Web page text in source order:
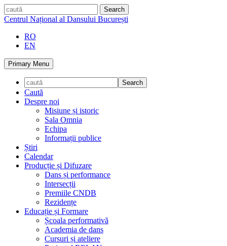
Skip
to
caută
Centrul Național al Dansului București
RO
EN
Primary Menu
Caută
Despre noi
Misiune și istoric
Sala Omnia
Echipa
Informații publice
Știri
Calendar
Producție și Difuzare
Dans și performance
Intersecții
Premiile CNDB
Rezidențe
Educație și Formare
Școala performativă
Academia de dans
Cursuri și ateliere